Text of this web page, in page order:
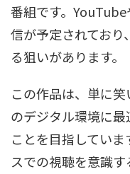
番組です。
信が予定されており、
る狙いがあります。
この作品は、単に
のデジタル環境に
ことを目指してい
スでの視聴を意識す